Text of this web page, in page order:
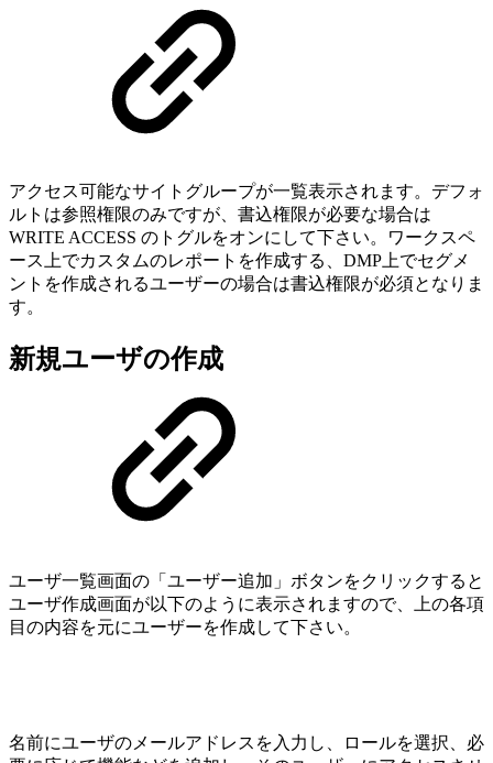
アクセス可能なサイトグループが一覧表示されます。デフォ
ルトは参照権限のみですが、書込権限が必要な場合は
WRITE ACCESS のトグルをオンにして下さい。ワークスペ
ース上でカスタムのレポートを作成する、DMP上でセグメ
ントを作成されるユーザーの場合は書込権限が必須となりま
す。
新規ユーザの作成
ユーザ一覧画面の「ユーザー追加」ボタンをクリックすると
ユーザ作成画面が以下のように表示されますので、上の各項
目の内容を元にユーザーを作成して下さい。
名前にユーザのメールアドレスを入力し、ロールを選択、必